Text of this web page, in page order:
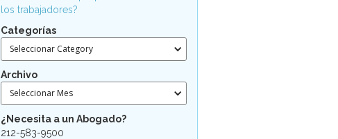
los trabajadores?
Categorías
Seleccionar Category
Archivo
Seleccionar Mes
¿Necesita a un Abogado?
212-583-9500